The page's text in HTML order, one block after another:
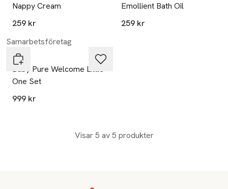
Nappy Cream
259 kr
Emollient Bath Oil
259 kr
Samarbetsföretag
Hagi
Baby Pure Welcome Little
One Set
999 kr
Visar 5 av 5 produkter